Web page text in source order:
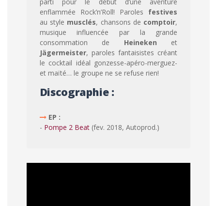
enflammée Rock’n’Roll! Paroles festives
au style musclés, chansons de comptoir,
musique influencée par la grande
consommation de Heineken et
Jägermeister, paroles fantaisistes créant
le cocktail idéal gonzesse-apéro-merguez-
et maïté… le groupe ne se refuse rien!
Discographie :
EP :
- Pompe 2 Beat (fev. 2018, Autoprod.)